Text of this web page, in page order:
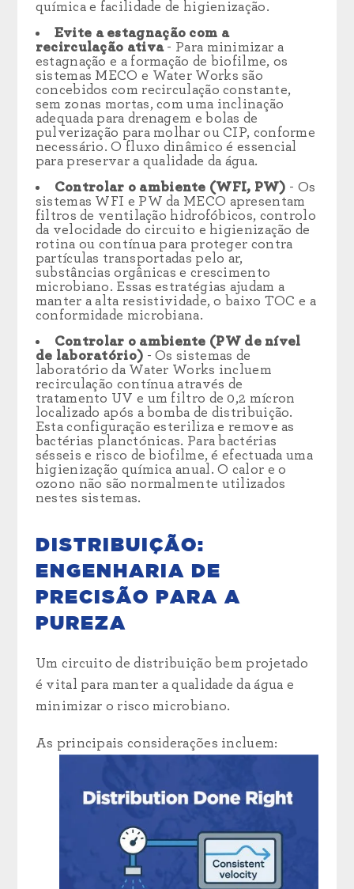
química e facilidade de higienização.
Evite a estagnação com a
recirculação ativa- Para minimizar a
estagnação e a formação de biofilme, os
sistemas MECO e Water Works são
concebidos com recirculação constante,
sem zonas mortas, com uma inclinação
adequada para drenagem e bolas de
pulverização para molhar ou CIP, conforme
necessário. O fluxo dinâmico é essencial
para preservar a qualidade da água.
Controlar o ambiente (WFI, PW) - Os
sistemas WFI e PW da MECO apresentam
filtros de ventilação hidrofóbicos, controlo
da velocidade do circuito e higienização de
rotina ou contínua para proteger contra
partículas transportadas pelo ar,
substâncias orgânicas e crescimento
microbiano. Essas estratégias ajudam a
manter a alta resistividade, o baixo TOC e a
conformidade microbiana.
Controlar o ambiente (PW de nível
de laboratório) - Os sistemas de
laboratório da Water Works incluem
recirculação contínua através de
tratamento UV e um filtro de 0,2 mícron
localizado após a bomba de distribuição.
Esta configuração esteriliza e remove as
bactérias planctónicas. Para bactérias
sésseis e risco de biofilme, é efectuada uma
higienização química anual. O calor e o
ozono não são normalmente utilizados
nestes sistemas.
DISTRIBUIÇÃO:
ENGENHARIA DE
PRECISÃO PARA A
PUREZA
Um circuito de distribuição bem projetado
é vital para manter a qualidade da água e
minimizar o risco microbiano.
As principais considerações incluem: